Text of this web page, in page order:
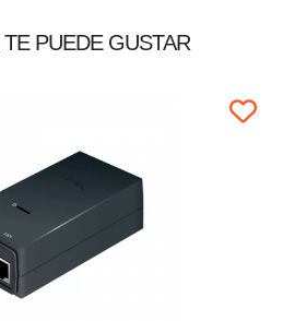
PUEDE GUSTAR